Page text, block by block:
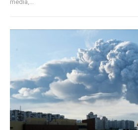
media,...